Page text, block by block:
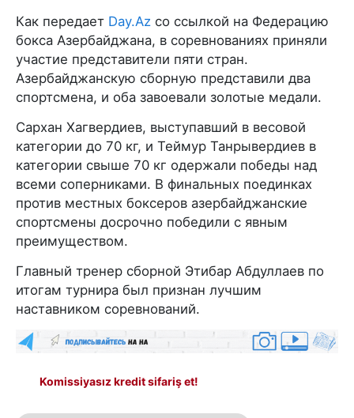
Как передает Day.Az со ссылкой на Федерацию
бокса Азербайджана, в соревнованиях приняли
участие представители пяти стран.
Азербайджанскую сборную представили два
спортсмена, и оба завоевали золотые медали.
Сархан Хагвердиев, выступавший в весовой
категории до 70 кг, и Теймур Танрывердиев в
категории свыше 70 кг одержали победы над
всеми соперниками. В финальных поединках
против местных боксеров азербайджанские
спортсмены досрочно победили с явным
преимуществом.
Главный тренер сборной Этибар Абдуллаев по
итогам турнира был признан лучшим
наставником соревнований.
Komissiyasız kredit sifariş et!